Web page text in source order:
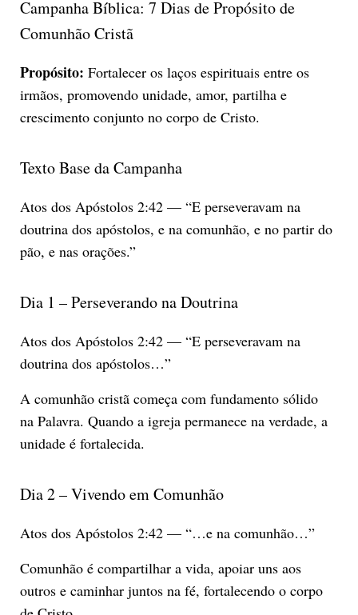
Campanha Bíblica: 7 Dias de Propósito de
Comunhão Cristã
Propósito: Fortalecer os laços espirituais entre os
irmãos, promovendo unidade, amor, partilha e
crescimento conjunto no corpo de Cristo.
Texto Base da Campanha
Atos dos Apóstolos 2:42 — “E perseveravam na
doutrina dos apóstolos, e na comunhão, e no partir do
pão, e nas orações.”
Dia 1 – Perseverando na Doutrina
Atos dos Apóstolos 2:42 — “E perseveravam na
doutrina dos apóstolos…”
A comunhão cristã começa com fundamento sólido
na Palavra. Quando a igreja permanece na verdade, a
unidade é fortalecida.
Dia 2 – Vivendo em Comunhão
Atos dos Apóstolos 2:42 — “…e na comunhão…”
Comunhão é compartilhar a vida, apoiar uns aos
outros e caminhar juntos na fé, fortalecendo o corpo